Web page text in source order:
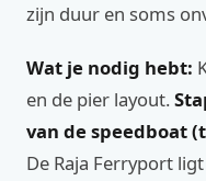
zijn duur en soms
Wat je nodig hebt:
en de pier layout.
van de speedboat
De Raja Ferryport